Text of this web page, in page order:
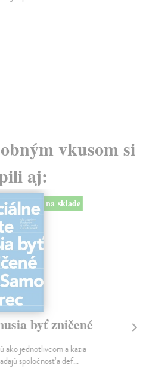
vkusom si
aj:
na sklade
byť zničené
ako jednotlivcom a kazia
spoločnosť a def...